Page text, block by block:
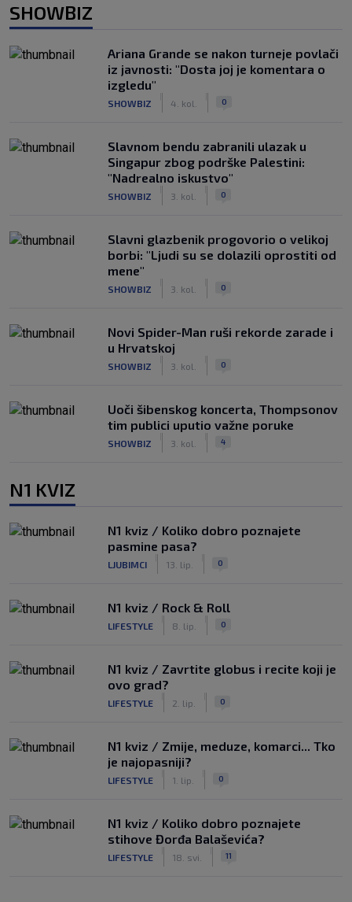
SHOWBIZ
Ariana Grande se nakon turneje povlači
iz javnosti: "Dosta joj je komentara o
izgledu"
SHOWBIZ 4. kol. 0
Slavnom bendu zabranili ulazak u
Singapur zbog podrške Palestini:
"Nadrealno iskustvo"
SHOWBIZ 3. kol. 0
Slavni glazbenik progovorio o velikoj
borbi: "Ljudi su se dolazili oprostiti od
mene"
SHOWBIZ 3. kol. 0
Novi Spider-Man ruši rekorde zarade i
u Hrvatskoj
SHOWBIZ 3. kol. 0
Uoči šibenskog koncerta, Thompsonov
tim publici uputio važne poruke
SHOWBIZ 3. kol. 4
N1 KVIZ
N1 kviz / Koliko dobro poznajete
pasmine pasa?
LJUBIMCI 13. lip. 0
N1 kviz / Rock & Roll
LIFESTYLE 8. lip. 0
N1 kviz / Zavrtite globus i recite koji je
ovo grad?
LIFESTYLE 2. lip. 0
N1 kviz / Zmije, meduze, komarci... Tko
je najopasniji?
LIFESTYLE 1. lip. 0
N1 kviz / Koliko dobro poznajete
stihove Đorđa Balaševića?
LIFESTYLE 18. svi. 11